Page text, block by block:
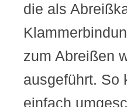
die als
zum Abreißen
ausgeführt. So
einfach